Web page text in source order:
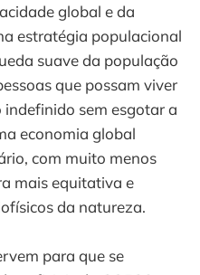
global e da
estratégia populacional
suave da população
que possam viver
sem esgotar a
economia global
com muito menos
mais equitativa e
da natureza.
para que se